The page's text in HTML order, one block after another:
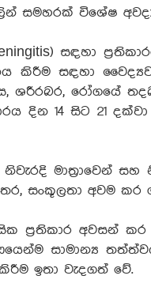
සමහරක් විශේෂ
සඳහා
කිරීම සඳහා
ශරීරබර, රෝගයේ
දින 14 සිට 21
මාත්‍රාවෙන්
සංකූලතා අවම කර
ප්‍රතිකාර අවසන්
සාමාන්‍ය
ඉතා වැදගත් වේ.